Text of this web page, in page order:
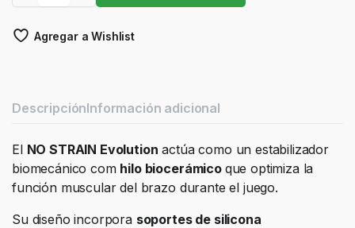
Floky
Strain
Agregar a Wishlist
DescripciónInformación adicional
El NO STRAIN Evolution actúa como un estabilizador
biomecánico com hilo biocerámico que optimiza la
función muscular del brazo durante el juego.
Su diseño incorpora soportes de silicona